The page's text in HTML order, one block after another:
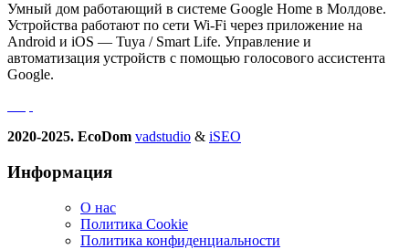
Умный дом работающий в системе Google Home в Молдове.
Устройства работают по сети Wi-Fi через приложение на
Android и iOS — Tuya / Smart Life. Управление и
автоматизация устройств с помощью голосового ассистента
Google.
2020-2025. EcoDom vadstudio & iSEO
Информация
О нас
Политика Сookie
Политика конфиденциальности